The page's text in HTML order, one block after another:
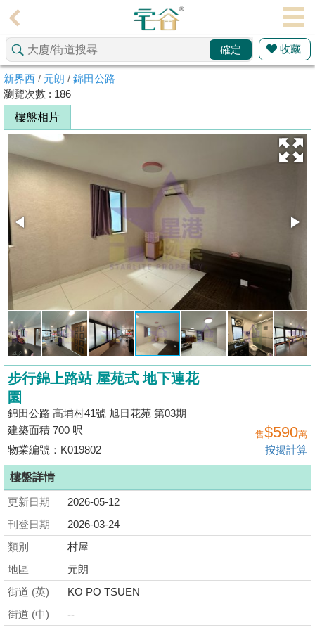
理
主
頁
搵
樓/
交
放
盤
谷
按
揭
地
產
博
客
地
產
新
聞
數
據
公
佈
置
確定 收藏
新界西 / 元朗 / 錦田公路
瀏覽次數 : 186
樓盤相片
步行錦上路站 屋苑式 地下連花
園
錦田公路 高埔村41號 旭日花苑 第03期
建築面積 700 呎
售$590萬
物業編號：K019802 按揭計算
樓盤詳情
更新日期
2026-05-12
刊登日期
2026-03-24
類別
村屋
地區
元朗
街道 (英)
KO PO TSUEN
街道 (中)
--